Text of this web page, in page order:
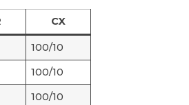
CX
100/10
100/10
100/10